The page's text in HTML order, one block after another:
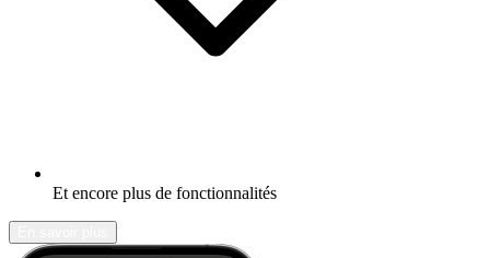
Et encore plus de fonctionnalités